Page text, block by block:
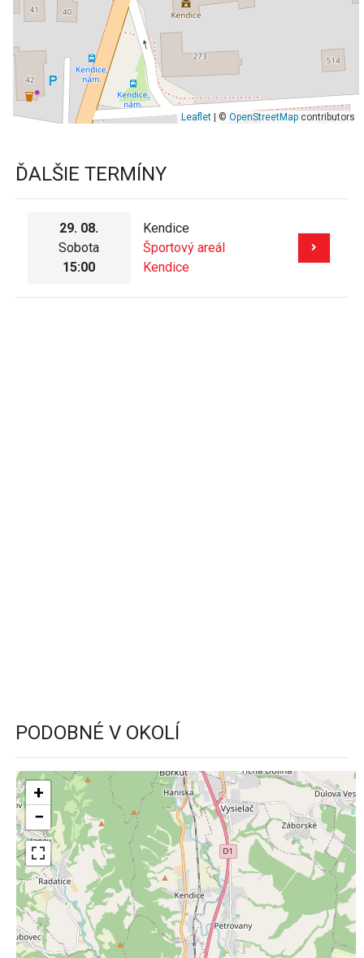
Leaflet| © OpenStreetMapcontributors
ĎALŠIE TERMÍNY
29. 08.
Sobota
15:00
Kendice
Športový areál
Kendice
PODOBNÉ V OKOLÍ
+
−